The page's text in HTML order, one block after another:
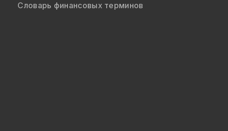
Словарь финансовых терминов